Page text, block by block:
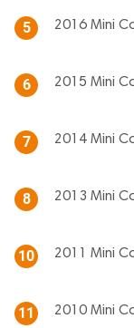
5 2016 Mini
6 2015 Mini
7 2014 Mini
8 2013 Mini
10 2011 Mini
11 2010 Mini